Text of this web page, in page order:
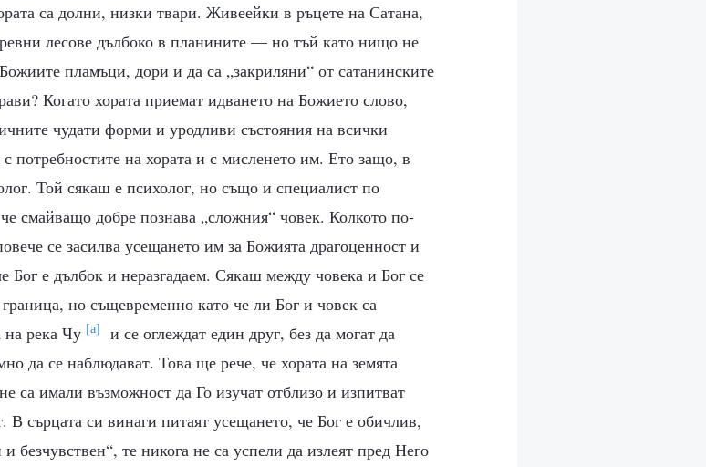
са долни, низки твари. Живеейки в ръцете на Сатана,
лесове дълбоко в планините — но тъй като нищо не
пламъци, дори и да са „закриляни“ от сатанинските
Когато хората приемат идването на Божието слово,
чудати форми и уродливи състояния на всички
потребностите на хората и с мисленето им. Ето защо, в
Той сякаш е психолог, но също и специалист по
смайващо добре познава „сложния“ човек. Колкото по-
се засилва усещането им за Божията драгоценност и
Бог е дълбок и неразгадаем. Сякаш между човека и Бог се
но същевременно като че ли Бог и човек са
на река Чу [а]
и се оглеждат един друг, без да могат да
да се наблюдават. Това ще рече, че хората на земята
са имали възможност да Го изучат отблизо и изпитват
В сърцата си винаги питаят усещането, че Бог е обичлив,
безчувствен“, те никога не са успели да излеят пред Него